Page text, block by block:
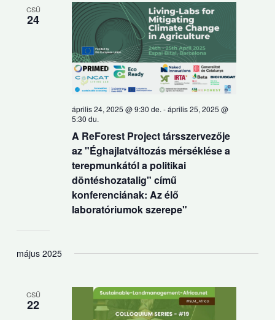
CSÜ
24
A ReForest Project társszervezője
az "Éghajlatváltozás mérséklése a
terepmunkától a politikai
döntéshozatalig" című
konferenciának: Az élő
laboratóriumok szerepe"
április 24, 2025 @ 9:30 de. -április 25, 2025 @
5:30 du.
május 2025
CSÜ
22